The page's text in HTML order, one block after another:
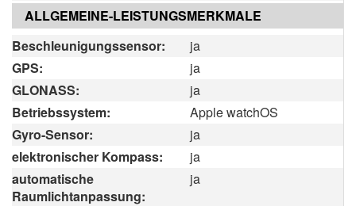
ALLGEMEINE-LEISTUNGSMERKMALE
Beschleunigungssensor:
ja
GPS:
ja
GLONASS:
ja
Betriebssystem:
Apple watchOS
Gyro-Sensor:
ja
elektronischer Kompass:
ja
automatische
Raumlichtanpassung:
ja